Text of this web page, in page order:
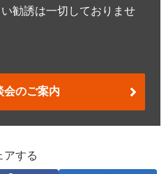
勧誘は一切しておりませ
会のご案内
アする